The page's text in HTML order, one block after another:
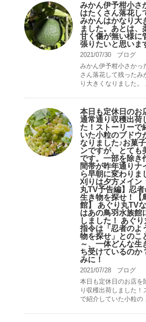
みかん伊予柑小さ
はたくさん落花し
みかんはかなり大
ました。あとは、
甘く傷が無い様に
張りたいと思いま
2021/07/30
ブログ
みかん伊予柑小さかっ
さん落花して残ったみ
り大きくなりました。
本日も定休日のお
通常通り収穫出荷
た！ストーリーで
いた小粒のブドウ
なりました♪お菓
ンですが、とても
です。一部を除き
間帯が昨年通りナ
ら早朝に変わりま
刈りは夕方メイン
丸TV予告編】忍
生き物を探せ！【
館】 あぐり丸TV
はあの鳥羽水族館
しました！ あぐ
指令は「忍者のよ
物を探せ」とのこ
～、一体どんな生
ち受けているのか
みに！
2021/07/28
ブログ
本日も定休日のお店を
り収穫出荷しました！
で紹介していた小粒の